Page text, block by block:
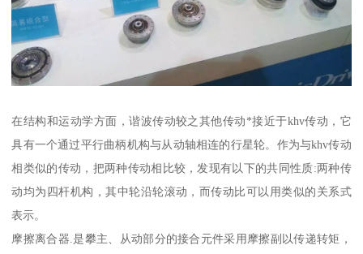
在结构和运动学方面，谐波传动较之其他传动*接近于khv传动，它
具有一个通过平行曲柄机构与从动轴相连的行星轮。作为与khv传动
相类似的传动，把两种传动相比较，发现有以下的共同性质:两种传
动均为四杆机构，其中轮沿轮滚动，而传动比可以用类似的关系式
表示。
摩擦离合器.是攀主、从动部分的接合元件采用摩擦副以传递转矩，